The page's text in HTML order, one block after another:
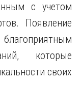
с учетом
Появление
благоприятным
которые
своих